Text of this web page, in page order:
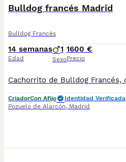
Bulldog francés Madrid
Bulldog Francés
14 semanas
Edad
1
Sexo
1600 €
Precio
CriadorCon Afijo
Identidad Verificada
Pozuelo de Alarcón, Madrid